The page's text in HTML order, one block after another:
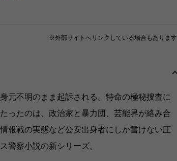
※外部サイトへリンクしている場合もあります
元不明のまま起訴される。特命の極秘捜査に
ったのは、政治家と暴力団、芸能界が絡み合
報戦の実態など公安出身者にしか書けない圧
警察小説の新シリーズ。